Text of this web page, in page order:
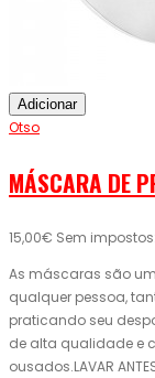
Adicionar
Otso
MÁSCARA DE
15,00€ Sem
As máscaras são
qualquer pessoa,
praticando seu
de alta qualidade e
ousados.LAVAR